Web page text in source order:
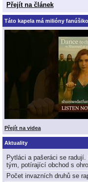
Přejít na článek
Táto kapela má milióny
Přejít na videa
Aktuality
Pytláci a pašeráci se
tým, potírající obchod s
Počet invazních druhů se